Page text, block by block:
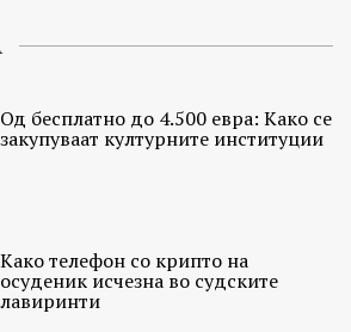
Од бесплатно до 4.500 евра: Како се
закупуваат културните институции
Како телефон со крипто на
осуденик исчезна во судските
лавиринти